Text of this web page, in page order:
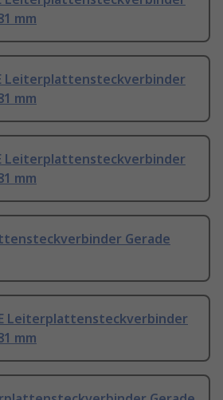
mm
Leiterplattensteckverbinder
mm
Leiterplattensteckverbinder
mm
Gerade
Leiterplattensteckverbinder
mm